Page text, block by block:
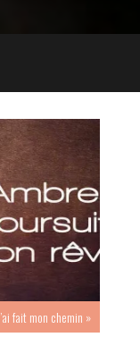
fait mon chemin »